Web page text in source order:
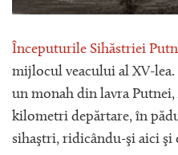
Începuturile Sihăstriei
mijlocul veacului al XV-
un monah din lavra Putnei,
kilometri depărtare, în
sihaştri, ridicându-şi aici şi